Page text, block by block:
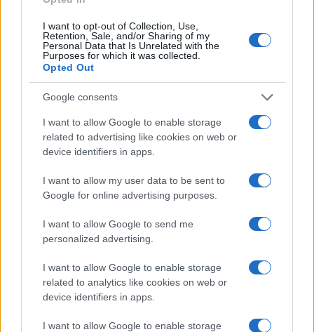
I want to opt-out of Collection, Use,
Retention, Sale, and/or Sharing of my
Personal Data that Is Unrelated with the
Purposes for which it was collected.
Opted Out
Google consents
I want to allow Google to enable storage
related to advertising like cookies on web or
device identifiers in apps.
I want to allow my user data to be sent to
Google for online advertising purposes.
I want to allow Google to send me
personalized advertising.
I want to allow Google to enable storage
related to analytics like cookies on web or
device identifiers in apps.
I want to allow Google to enable storage
À lire aussi